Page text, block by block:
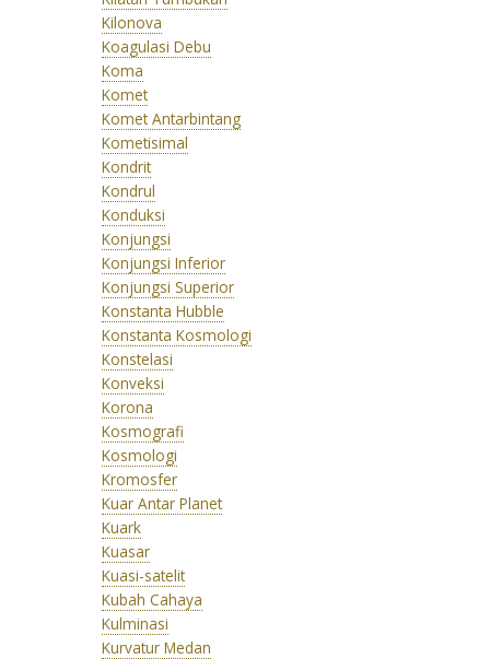
Kilonova
Koagulasi Debu
Koma
Komet
Komet Antarbintang
Kometisimal
Kondrit
Kondrul
Konduksi
Konjungsi
Konjungsi Inferior
Konjungsi Superior
Konstanta Hubble
Konstanta Kosmologi
Konstelasi
Konveksi
Korona
Kosmografi
Kosmologi
Kromosfer
Kuar Antar Planet
Kuark
Kuasar
Kuasi-satelit
Kubah Cahaya
Kulminasi
Kurvatur Medan